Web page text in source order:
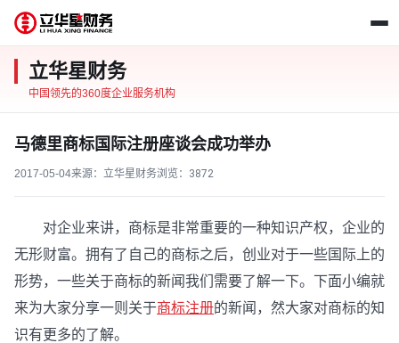
立华星财务
中国领先的360度企业服务机构
马德里商标国际注册座谈会成功举办
2017-05-04来源：立华星财务浏览： 3872
对企业来讲，商标是非常重要的一种知识产权，企业的
无形财富。拥有了自己的商标之后，创业对于一些国际上的
形势，一些关于商标的新闻我们需要了解一下。下面小编就
来为大家分享一则关于商标注册的新闻，然大家对商标的知
识有更多的了解。